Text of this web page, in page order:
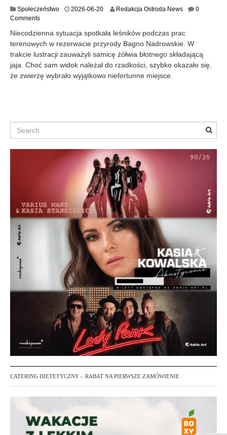
Społeczeństwo 2026-06-20 Redakcja Ostroda News
0
Comments
Niecodzienna sytuacja spotkała leśników podczas prac
terenowych w rezerwacie przyrody Bagno Nadrowskie. W
trakcie lustracji zauważyli samicę żółwia błotnego składającą
jaja. Choć sam widok należał do rzadkości, szybko okazało się,
że zwierzę wybrało wyjątkowo niefortunne miejsce.
Search
CATERING DIETETYCZNY – RABAT NA PIERWSZE ZAMÓWIENIE